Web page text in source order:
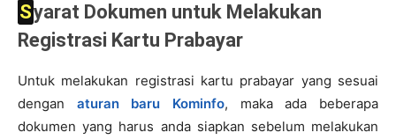
Syarat Dokumen untuk Melakukan
Registrasi Kartu Prabayar
Untuk melakukan registrasi kartu prabayar yang sesuai
dengan aturan baru Kominfo, maka ada beberapa
dokumen yang harus anda siapkan sebelum melakukan